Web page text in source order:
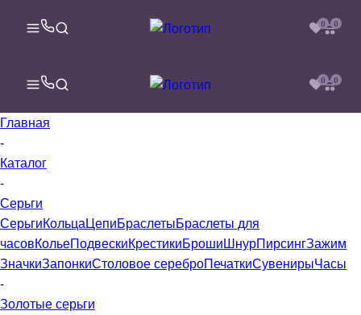
0 0
0 0
Главная
-
Каталог
-
Серьги
СерьгиКольца ЦепиБраслетыБраслеты для
часовКольеПодвескиКрестикиБроши ШнурПирсингЗажим
ЗначкиЗапонкиСтоловое сереброПечаткиСувенирыЧасы
-
Золотые серьги